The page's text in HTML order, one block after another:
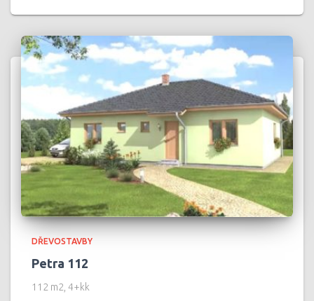
DŘEVOSTAVBY
Petra 112
112 m2, 4+kk